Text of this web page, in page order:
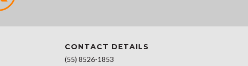
CONTACT DETAILS
(55) 8526-1853